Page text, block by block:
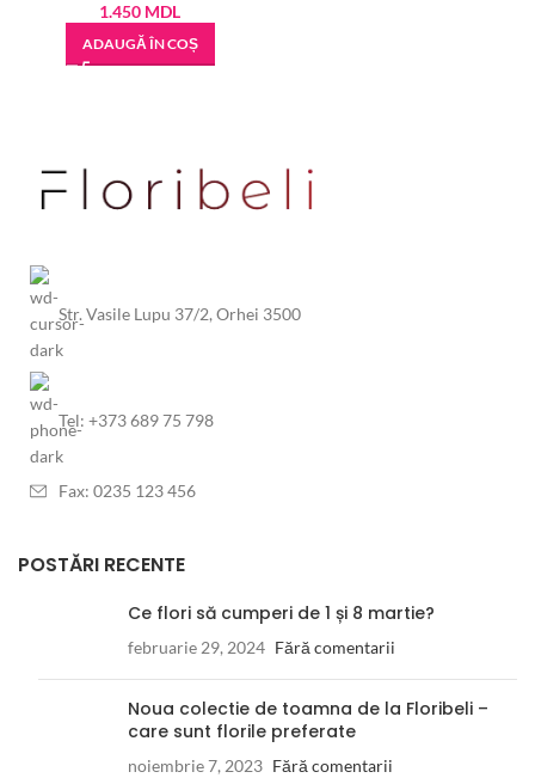
1.450 MDL
ADAUGĂ ÎN COȘ
Str. Vasile Lupu 37/2, Orhei 3500
Tel: +373 689 75 798
Fax: 0235 123 456
POSTĂRI RECENTE
Ce flori să cumperi de 1 și 8 martie?
februarie 29, 2024 Fără comentarii
Noua colectie de toamna de la Floribeli –
care sunt florile preferate
noiembrie 7, 2023 Fără comentarii